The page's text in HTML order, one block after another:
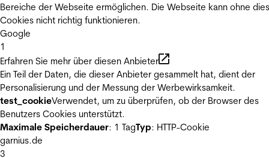
Bereiche der Webseite ermöglichen. Die Webseite kann ohne
Cookies nicht richtig funktionieren.
Google
1
Erfahren Sie mehr über diesen Anbieter
Ein Teil der Daten, die dieser Anbieter gesammelt hat, dient der
Personalisierung und der Messung der Werbewirksamkeit.
test_cookieVerwendet, um zu überprüfen, ob der Browser des
Benutzers Cookies unterstützt.
Maximale Speicherdauer: 1 TagTyp: HTTP-Cookie
garnius.de
3